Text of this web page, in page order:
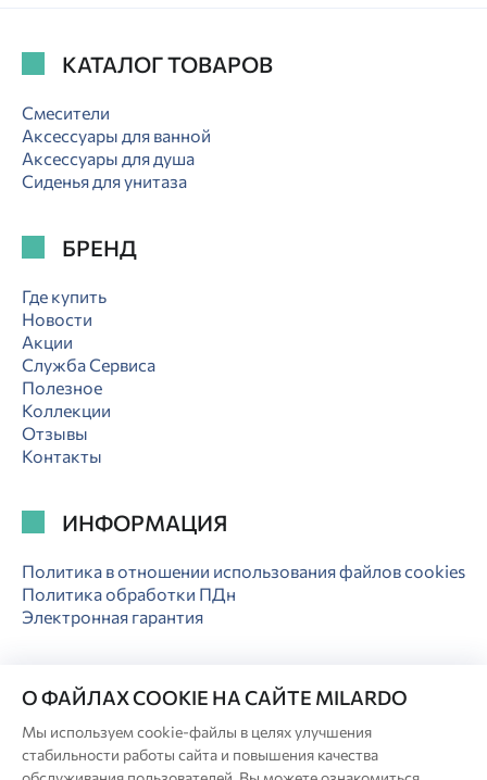
КАТАЛОГ ТОВАРОВ
Смесители
Аксессуары для ванной
Аксессуары для душа
Сиденья для унитаза
БРЕНД
Где купить
Новости
Акции
Служба Сервиса
Полезное
Коллекции
Отзывы
Контакты
ИНФОРМАЦИЯ
Политика в отношении использования файлов cookies
Политика обработки ПДн
Электронная гарантия
© Milardo
Разработка сайта:
О ФАЙЛАХ COOKIE НА САЙТЕ MILARDO
Мы используем cookie-файлы в целях улучшения
стабильности работы сайта и повышения качества